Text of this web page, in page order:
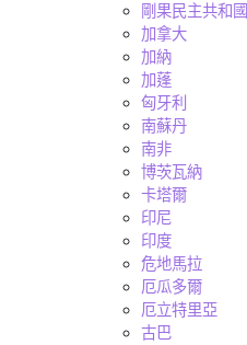
剛果民主共和國
加拿大
加納
加蓬
匈牙利
南蘇丹
南非
博茨瓦納
卡塔爾
印尼
印度
危地馬拉
厄瓜多爾
厄立特里亞
古巴